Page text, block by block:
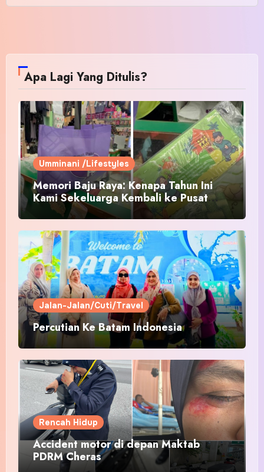
Apa Lagi Yang Ditulis?
Umminani /Lifestyles
Memori Baju Raya: Kenapa Tahun Ini
Kami Sekeluarga Kembali ke Pusat
Pakaian Hari-Hari?
Jalan-Jalan/Cuti/Travel
Percutian Ke Batam Indonesia
Rencah Hidup
Accident motor di depan Maktab
PDRM Cheras